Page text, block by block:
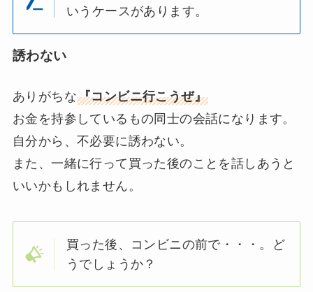
いうケースがあります。
誘わない
ありがちな『コンビニ行こうぜ』
お金を持参しているもの同士の会話になります。
自分から、不必要に誘わない。
また、一緒に行って買った後のことを話しあうと
いいかもしれません。
買った後、コンビニの前で・・・。ど
うでしょうか？